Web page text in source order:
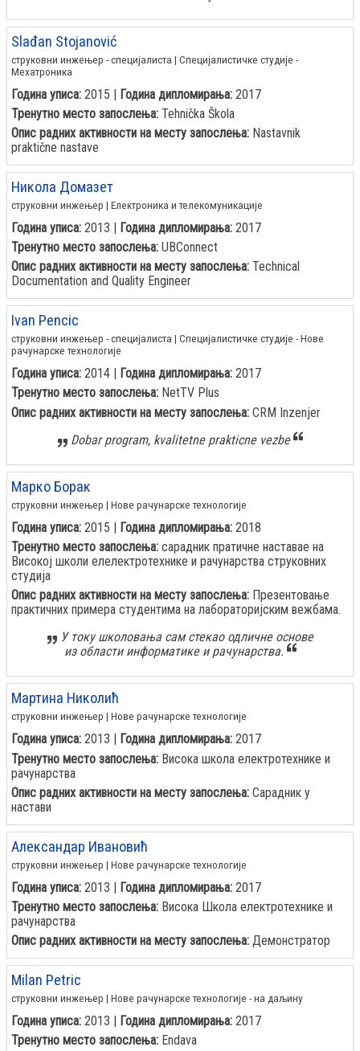
Slađan Stojanović
струковни инжењер - специјалиста | Специјалистичке студије -
Мехатроника
Година уписа: 2015 | Година дипломирања: 2017
Тренутно место запослења: Tehnička Škola
Опис радних активности на месту запослења: Nastavnik
praktične nastave
Никола Домазет
струковни инжењер | Електроника и телекомуникације
Година уписа: 2013 | Година дипломирања: 2017
Тренутно место запослења: UBConnect
Опис радних активности на месту запослења: Technical
Documentation and Quality Engineer
Ivan Pencic
струковни инжењер - специјалиста | Специјалистичке студије - Нове
рачунарске технологије
Година уписа: 2014 | Година дипломирања: 2017
Тренутно место запослења: NetTV Plus
Опис радних активности на месту запослења: CRM Inzenjer
Dobar program, kvalitetne prakticne vezbe
Марко Борак
струковни инжењер | Нове рачунарске технологије
Година уписа: 2015 | Година дипломирања: 2018
Тренутно место запослења: сарадник пратичне наставае на
Високој школи елелектротехнике и рачунарства струковних
студија
Опис радних активности на месту запослења: Презентовање
практичних примера студентима на лабораторијским вежбама.
У току школовања сам стекао одличне основе
из области информатике и рачунарства.
Мартина Николић
струковни инжењер | Нове рачунарске технологије
Година уписа: 2013 | Година дипломирања: 2017
Тренутно место запослења: Висока школа електротехнике и
рачунарства
Опис радних активности на месту запослења: Сарадник у
настави
Александар Ивановић
струковни инжењер | Нове рачунарске технологије
Година уписа: 2013 | Година дипломирања: 2017
Тренутно место запослења: Висока Школа електротехнике и
рачунарства
Опис радних активности на месту запослења: Демонстратор
Milan Petric
струковни инжењер | Нове рачунарске технологије - на даљину
Година уписа: 2013 | Година дипломирања: 2017
Тренутно место запослења: Endava